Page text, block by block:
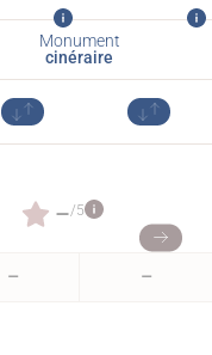
Monument
cinéraire
–/5
– –